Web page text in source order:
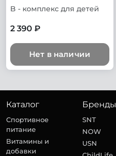
B - комплекс для детей
2 390 ₽
Нет в наличии
Каталог
Спортивное
питание
Витамины и
добавки
Бренды
SNT
NOW
USN